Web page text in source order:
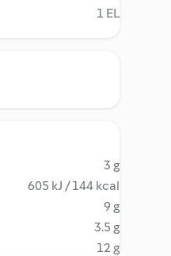
1 EL
3 g
605 kJ / 144 kcal
9 g
3.5 g
12 g